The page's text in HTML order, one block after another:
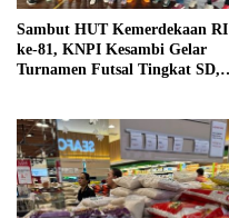
Sambut HUT Kemerdekaan RI
ke-81, KNPI Kesambi Gelar
Turnamen Futsal Tingkat SD,